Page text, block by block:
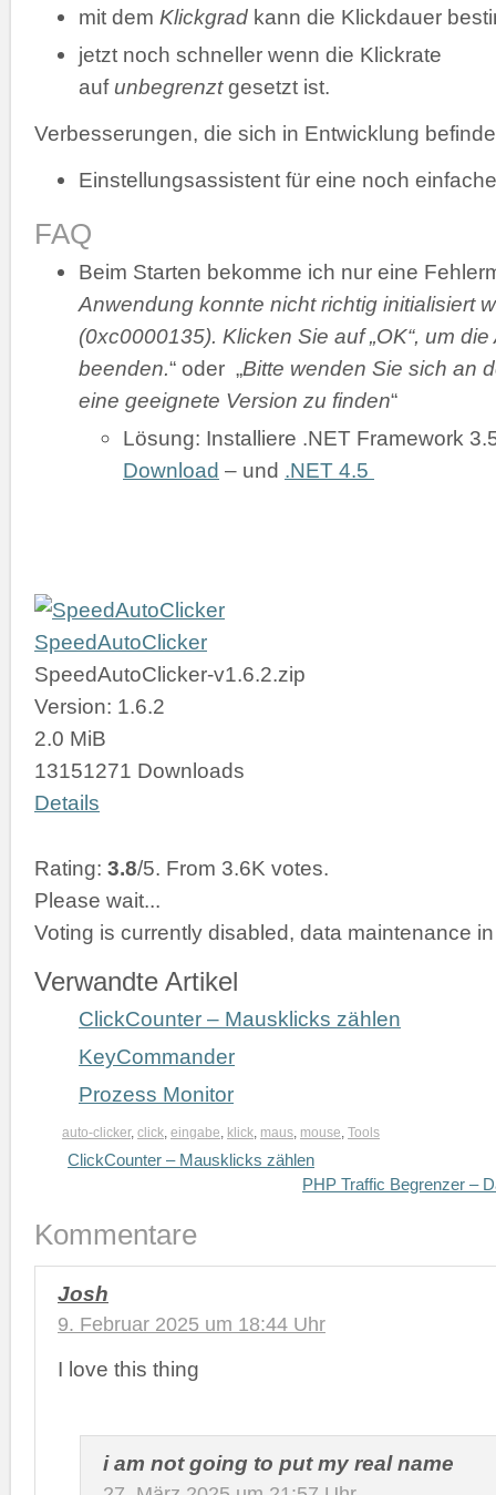
mit dem Klickgrad kann die Klickdauer
jetzt noch schneller wenn die Klickrate
aufunbegrenztgesetzt ist.
Verbesserungen, die sich in Entwicklung
Einstellungsassistent für eine noch
FAQ
Beim Starten bekomme ich nur eine
Anwendung konnte nicht richtig initialisiert
(0xc0000135). Klicken Sie auf „OK“, um
beenden.“ oder „Bitte wenden Sie sich an
eine geeignete Version zu finden“
Lösung: Installiere .NET Framework
Download – und .NET 4.5
SpeedAutoClicker
SpeedAutoClicker-v1.6.2.zip
Version: 1.6.2
2.0 MiB
13151271 Downloads
Details
Rating: 3.8/5. From 3.6K votes.
Please wait...
Voting is currently disabled, data maintenance
Verwandte Artikel
ClickCounter – Mausklicks zählen
KeyCommander
Prozess Monitor
auto-clicker, click, eingabe, klick, maus, mouse, Tools
ClickCounter – Mausklicks zählen
PHP Traffic Begrenzer –
Kommentare
Josh
9. Februar 2025 um 18:44 Uhr
I love this thing
i am not going to put my real name